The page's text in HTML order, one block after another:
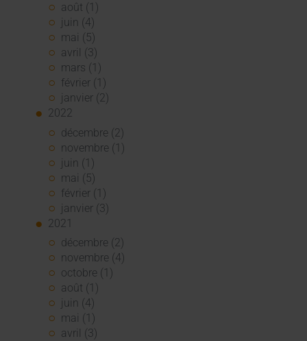
août (1)
juin (4)
mai (5)
avril (3)
mars (1)
février (1)
janvier (2)
2022
décembre (2)
novembre (1)
juin (1)
mai (5)
février (1)
janvier (3)
2021
décembre (2)
novembre (4)
octobre (1)
août (1)
juin (4)
mai (1)
avril (3)